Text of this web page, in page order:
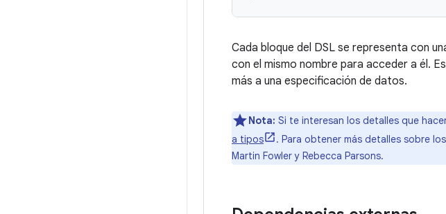
Cada bloque del DSL se representa con
con el mismo nombre para acceder a él.
más a una especificación de datos.
Nota: Si te interesan los detalles que
a tipos
. Para obtener más detalles sobre
Martin Fowler y Rebecca Parsons.